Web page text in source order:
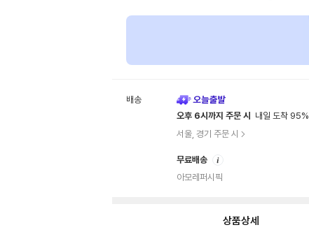
배송
오후 6시까지 주문 시
내일 도착 95%
서울, 경기 주문 시
무료배송
아모레퍼시픽
상품상세